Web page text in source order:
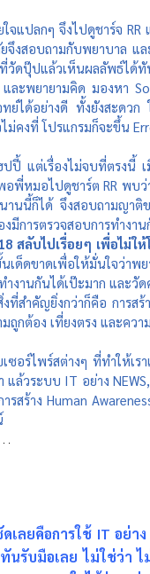
จแปลกๆ จึงไปดูชาร์จ RR
จึงสอบถามกับพยาบาล แ
ที่วัดปุ๊ปแล้วเห็นผลลัพธ์ไ
ละพยายามคิด มองหา
ได้อย่างดี ทั้งยังสะดวก
ม่คงที่ โปรแกรมก็จะขึ้น
แต่เรื่องไม่จบที่ตรงนี้ เ
หมอไปดูชาร์ต RR พบว่
นนี้ก็ได้ จึงสอบถามญาติ
การตรวจสอบการทำงา
สลับไปเรื่อยๆ เพื่อไม่ใ
ด็ดขาดเพื่อให้มั่นใจว่าพ
งานกันได้เป๊ะมาก และวั
สำคัญยิ่งกว่าก็คือ การสร้
กต้อง เที่ยงตรง และคว
อร์ไพร์สต่างๆ ที่ทำให้เร
ล้วระบบ IT อย่าง
สร้าง Human
ลยคือการใช้ IT อย่าง
รับมือเลย ไม่ใช่ว่า